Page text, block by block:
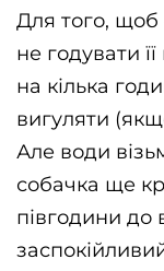
Для того,
не годувати
на кілька
вигуляти
Але води
собачка ще
півгодини до